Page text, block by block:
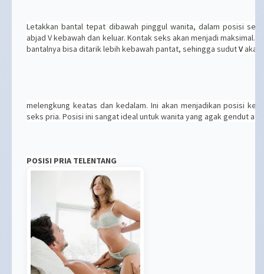
Letakkan bantal tepat dibawah pinggul wanita, dalam posisi
abjad V kebawah dan keluar. Kontak seks akan menjadi maksimal.
bantalnya bisa ditarik lebih kebawah pantat, sehingga sudutV akan
melengkung keatas dan kedalam. Ini akan menjadikan posisi
seks pria. Posisi ini sangat ideal untuk wanita yang agak gendut
POSISI PRIA TELENTANG